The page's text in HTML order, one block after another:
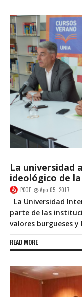
La universidad
ideológico de
PCOE Ago 05, 2017
La Universidad
parte de las
valores burgueses
READ MORE